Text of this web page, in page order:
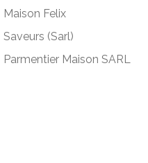
Maison Felix
Saveurs (Sarl)
Parmentier Maison SARL